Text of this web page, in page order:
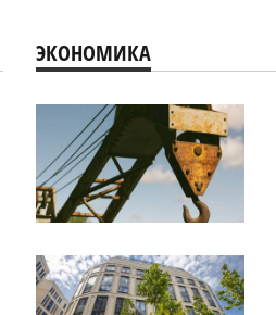
ЭКОНОМИКА